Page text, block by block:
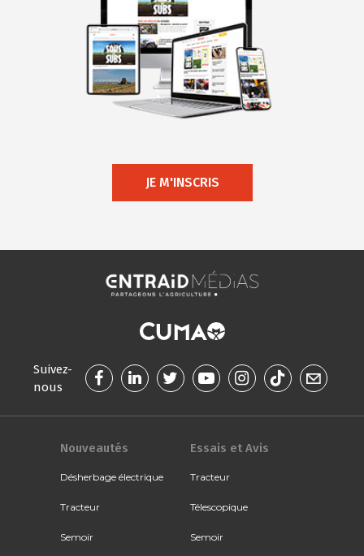
JE M'INSCRIS
Suivez-
nous
Nouveautés
Désherbage électrique
Tracteur
Semoir
Essais et Avis
Tracteur
Télescopique
Semoir